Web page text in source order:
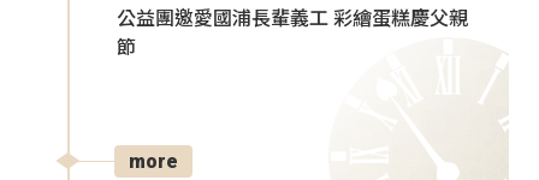
公益團邀愛國浦長輩義工 彩繪蛋糕慶父親
節
more